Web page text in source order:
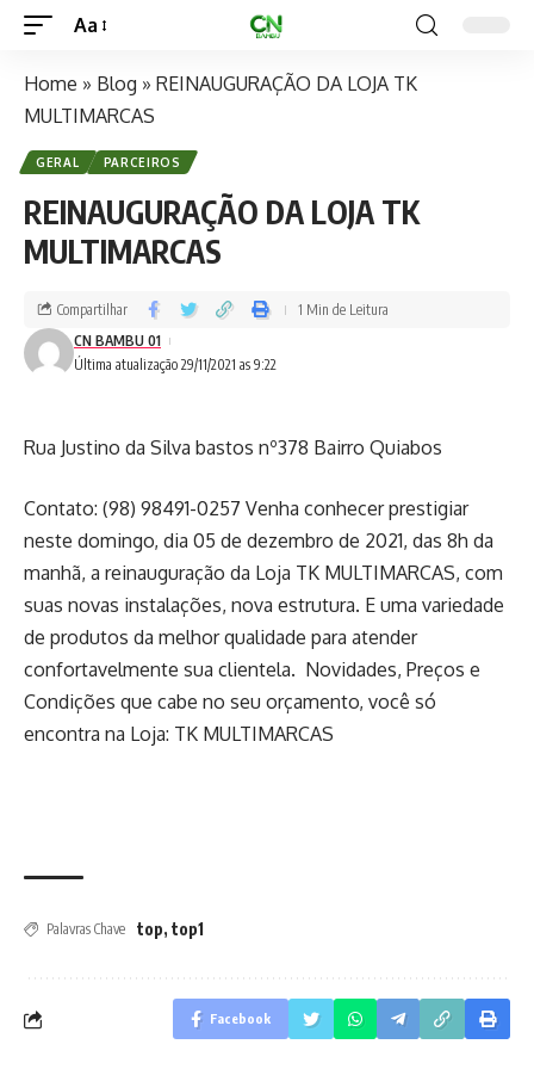
Aa
Home » Blog » REINAUGURAÇÃO DA LOJA TK
MULTIMARCAS
GERAL PARCEIROS
REINAUGURAÇÃO DA LOJA TK
MULTIMARCAS
Última atualização 29/11/2021 as 9:22
CN BAMBU 01
Compartilhar 1 Min de Leitura
Rua Justino da Silva bastos nº378 Bairro Quiabos
Contato: (98) 98491-0257 Venha conhecer prestigiar
neste domingo, dia 05 de dezembro de 2021, das 8h da
manhã, a reinauguração da Loja TK MULTIMARCAS, com
suas novas instalações, nova estrutura. E uma variedade
de produtos da melhor qualidade para atender
confortavelmente sua clientela. Novidades, Preços e
Condições que cabe no seu orçamento, você só
encontra na Loja: TK MULTIMARCAS
Palavras Chave top, top1
Facebook